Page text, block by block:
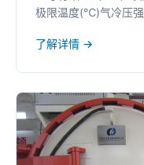
极限温度(℃)气冷压
了解详情 →